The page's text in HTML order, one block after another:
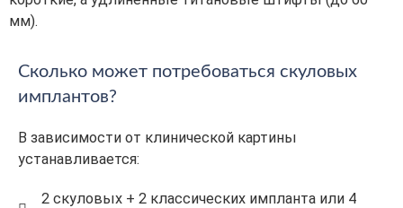
мм).
Сколько может потребоваться скуловых
имплантов?
В зависимости от клинической картины
устанавливается:
2 скуловых + 2 классических импланта или 4